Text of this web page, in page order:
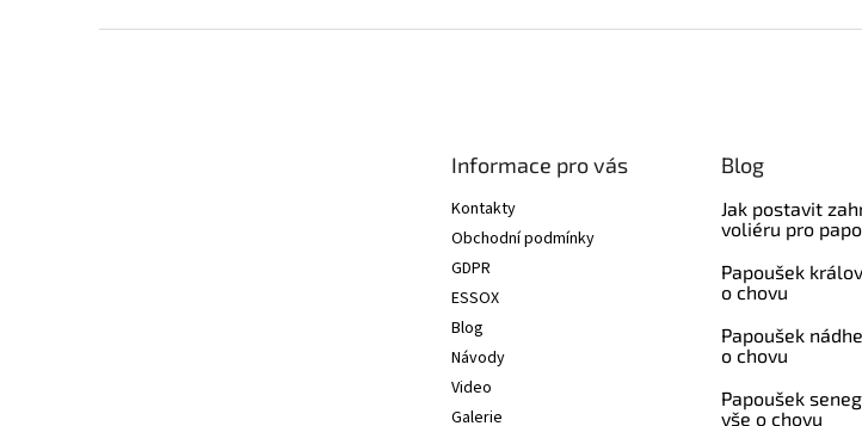
Informace pro vás
Kontakty
Obchodní podmínky
GDPR
ESSOX
Blog
Návody
Video
Galerie
Blog
Jak postavit
voliéru pro
Papoušek
o chovu
Papoušek
o chovu
Papoušek
vše o chovu